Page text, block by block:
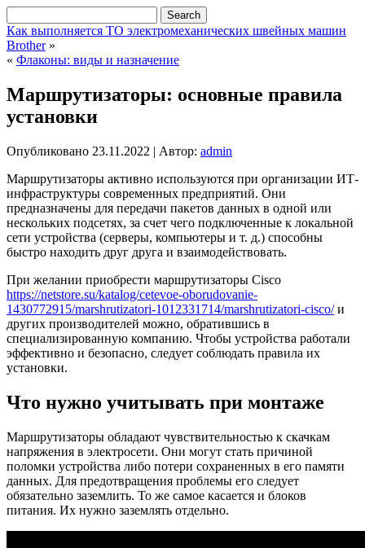
Как выполняется ТО электромеханических швейных машин
Brother»
« Флаконы: виды и назначение
Маршрутизаторы: основные правила
установки
Опубликовано 23.11.2022 | Автор: admin
Маршрутизаторы активно используются при организации ИТ-
инфраструктуры современных предприятий. Они
предназначены для передачи пакетов данных в одной или
нескольких подсетях, за счет чего подключенные к локальной
сети устройства (серверы, компьютеры и т. д.) способны
быстро находить друг друга и взаимодействовать.
При желании приобрести маршрутизаторы Cisco
https://netstore.su/katalog/cetevoe-oborudovanie-
1430772915/marshrutizatori-1012331714/marshrutizatori-cisco/и
других производителей можно, обратившись в
специализированную компанию. Чтобы устройства работали
эффективно и безопасно, следует соблюдать правила их
установки.
Что нужно учитывать при монтаже
Маршрутизаторы обладают чувствительностью к скачкам
напряжения в электросети. Они могут стать причиной
поломки устройства либо потери сохраненных в его памяти
данных. Для предотвращения проблемы его следует
обязательно заземлить. То же самое касается и блоков
питания. Их нужно заземлять отдельно.